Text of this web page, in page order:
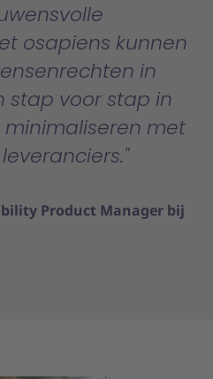
osapiens kunnen
in
stap voor stap in
met
Product Manager bij